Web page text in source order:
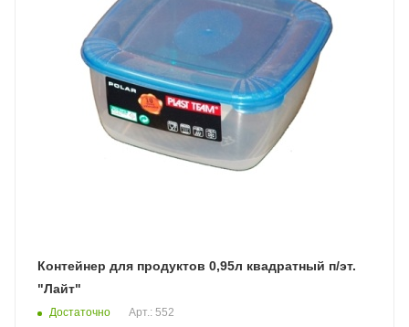
Контейнер для продуктов 0,95л квадратный п/эт.
"Лайт"
Достаточно Арт.: 552